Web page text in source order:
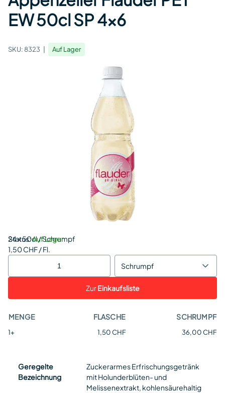
EW 50cl SP 4x6
SKU:8323 Auf Lager
Status:Auf Lager
24 x 50cl / Schrumpf
1,50 CHF / Fl.
Schrumpf
ZurEinkaufsliste
MENGE FLASCHE SCHRUMPF
1+ 1,50 CHF 36,00 CHF
Geregelte
Bezeichnung
Zuckerarmes Erfrischungsgetränk
mit Holunderblüten- und
Melissenextrakt, kohlensäurehaltig